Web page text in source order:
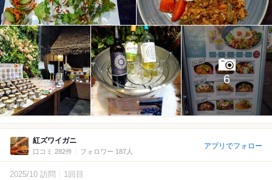
6
紅ズワイガニ
口コミ 282件 フォロワー 187人
アプリでフォロー
2025/10 訪問 1回目